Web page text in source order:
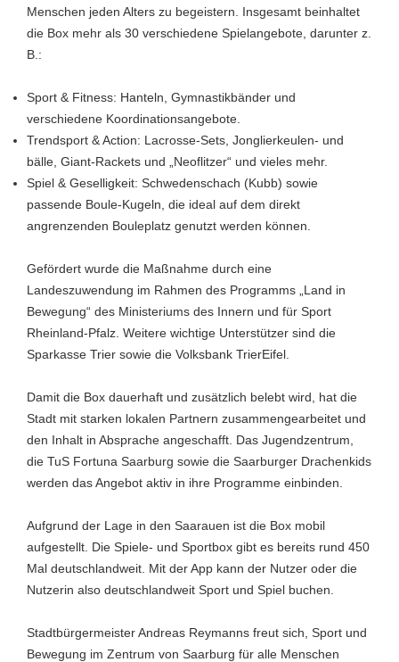
Menschen jeden Alters zu begeistern. Insgesamt beinhaltet
die Box mehr als 30 verschiedene Spielangebote, darunter z.
B.:
Sport & Fitness: Hanteln, Gymnastikbänder und
verschiedene Koordinationsangebote.
Trendsport & Action: Lacrosse-Sets, Jonglierkeulen- und
bälle, Giant-Rackets und „Neoflitzer“ und vieles mehr.
Spiel & Geselligkeit: Schwedenschach (Kubb) sowie
passende Boule-Kugeln, die ideal auf dem direkt
angrenzenden Bouleplatz genutzt werden können.
Gefördert wurde die Maßnahme durch eine
Landeszuwendung im Rahmen des Programms „Land in
Bewegung“ des Ministeriums des Innern und für Sport
Rheinland-Pfalz. Weitere wichtige Unterstützer sind die
Sparkasse Trier sowie die Volksbank TrierEifel.
Damit die Box dauerhaft und zusätzlich belebt wird, hat die
Stadt mit starken lokalen Partnern zusammengearbeitet und
den Inhalt in Absprache angeschafft. Das Jugendzentrum,
die TuS Fortuna Saarburg sowie die Saarburger Drachenkids
werden das Angebot aktiv in ihre Programme einbinden.
Aufgrund der Lage in den Saarauen ist die Box mobil
aufgestellt. Die Spiele- und Sportbox gibt es bereits rund 450
Mal deutschlandweit. Mit der App kann der Nutzer oder die
Nutzerin also deutschlandweit Sport und Spiel buchen.
Stadtbürgermeister Andreas Reymanns freut sich, Sport und
Bewegung im Zentrum von Saarburg für alle Menschen